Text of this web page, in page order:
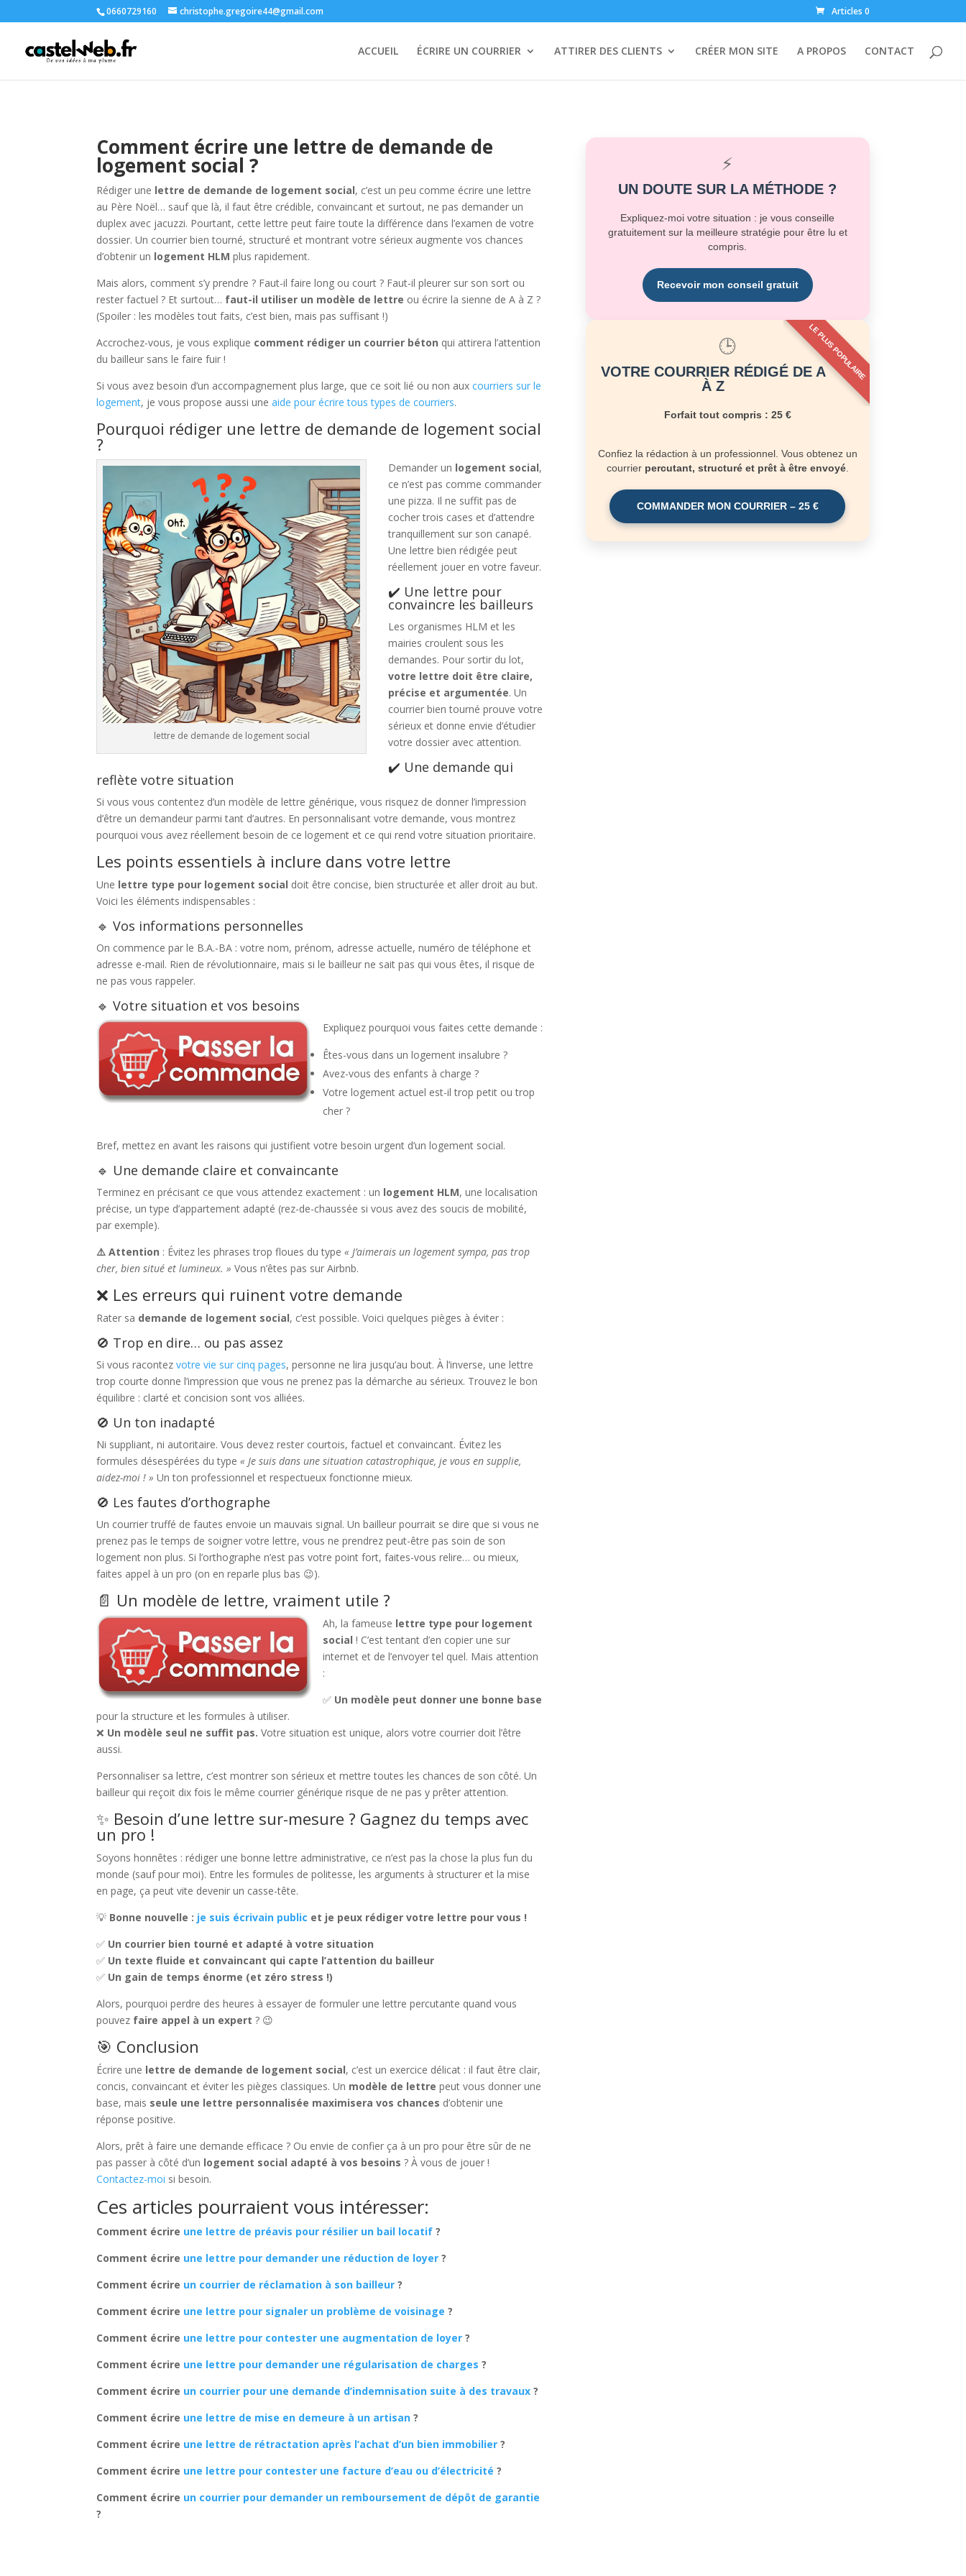
0660729160 christophe.gregoire44@gmail.com Articles 0
ACCUEIL ÉCRIRE UN COURRIER ATTIRER DES CLIENTS CRÉER MON SITE A PROPOS CONTACT
Comment écrire une lettre de demande de
logement social ?
Rédiger une lettre de demande de logement social, c’est un peu comme écrire une lettre
au Père Noël… sauf que là, il faut être crédible, convaincant et surtout, ne pas demander un
duplex avec jacuzzi. Pourtant, cette lettre peut faire toute la différence dans l’examen de votre
dossier. Un courrier bien tourné, structuré et montrant votre sérieux augmente vos chances
d’obtenir un logement HLM plus rapidement.
Mais alors, comment s’y prendre ? Faut-il faire long ou court ? Faut-il pleurer sur son sort ou
rester factuel ? Et surtout… faut-il utiliser un modèle de lettre ou écrire la sienne de A à Z ?
(Spoiler : les modèles tout faits, c’est bien, mais pas suffisant !)
Accrochez-vous, je vous explique comment rédiger un courrier béton qui attirera l’attention
du bailleur sans le faire fuir !
Si vous avez besoin d’un accompagnement plus large, que ce soit lié ou non auxcourriers sur le
logement, je vous propose aussi uneaide pour écrire tous types de courriers.
Pourquoi rédiger une lettre de demande de logement social
?
lettre de demande de logement social
Demander un logement social,
ce n’est pas comme commander
une pizza. Il ne suffit pas de
cocher trois cases et d’attendre
tranquillement sur son canapé.
Une lettre bien rédigée peut
réellement jouer en votre faveur.
✔️ Une lettre pour
convaincre les bailleurs
Les organismes HLM et les
mairies croulent sous les
demandes. Pour sortir du lot,
votre lettre doit être claire,
précise et argumentée. Un
courrier bien tourné prouve votre
sérieux et donne envie d’étudier
votre dossier avec attention.
✔️ Une demande qui
reflète votre situation
Si vous vous contentez d’un modèle de lettre générique, vous risquez de donner l’impression
d’être un demandeur parmi tant d’autres. En personnalisant votre demande, vous montrez
pourquoi vous avez réellement besoin de ce logement et ce qui rend votre situation prioritaire.
Les points essentiels à inclure dans votre lettre
Une lettre type pour logement social doit être concise, bien structurée et aller droit au but.
Voici les éléments indispensables :
🔹 Vos informations personnelles
On commence par le B.A.-BA : votre nom, prénom, adresse actuelle, numéro de téléphone et
adresse e-mail. Rien de révolutionnaire, mais si le bailleur ne sait pas qui vous êtes, il risque de
ne pas vous rappeler.
🔹 Votre situation et vos besoins
Expliquez pourquoi vous faites cette demande :
Êtes-vous dans un logement insalubre ?
Avez-vous des enfants à charge ?
Votre logement actuel est-il trop petit ou trop
cher ?
Bref, mettez en avant les raisons qui justifient votre besoin urgent d’un logement social.
🔹 Une demande claire et convaincante
Terminez en précisant ce que vous attendez exactement : un logement HLM, une localisation
précise, un type d’appartement adapté (rez-de-chaussée si vous avez des soucis de mobilité,
par exemple).
⚠️ Attention : Évitez les phrases trop floues du type« J’aimerais un logement sympa, pas trop
cher, bien situé et lumineux. » Vous n’êtes pas sur Airbnb.
❌ Les erreurs qui ruinent votre demande
Rater sa demande de logement social, c’est possible. Voici quelques pièges à éviter :
🚫 Trop en dire… ou pas assez
Si vous racontezvotre vie sur cinq pages, personne ne lira jusqu’au bout. À l’inverse, une lettre
trop courte donne l’impression que vous ne prenez pas la démarche au sérieux. Trouvez le bon
équilibre : clarté et concision sont vos alliées.
🚫 Un ton inadapté
Ni suppliant, ni autoritaire. Vous devez rester courtois, factuel et convaincant. Évitez les
formules désespérées du type« Je suis dans une situation catastrophique, je vous en supplie,
aidez-moi ! » Un ton professionnel et respectueux fonctionne mieux.
🚫 Les fautes d’orthographe
Un courrier truffé de fautes envoie un mauvais signal. Un bailleur pourrait se dire que si vous ne
prenez pas le temps de soigner votre lettre, vous ne prendrez peut-être pas soin de son
logement non plus. Si l’orthographe n’est pas votre point fort, faites-vous relire… ou mieux,
faites appel à un pro (on en reparle plus bas 😉).
📄 Un modèle de lettre, vraiment utile ?
Ah, la fameuse lettre type pour logement
social ! C’est tentant d’en copier une sur
internet et de l’envoyer tel quel. Mais attention
:
✅ Un modèle peut donner une bonne base
pour la structure et les formules à utiliser.
❌ Un modèle seul ne suffit pas. Votre situation est unique, alors votre courrier doit l’être
aussi.
Personnaliser sa lettre, c’est montrer son sérieux et mettre toutes les chances de son côté. Un
bailleur qui reçoit dix fois le même courrier générique risque de ne pas y prêter attention.
✨ Besoin d’une lettre sur-mesure ? Gagnez du temps avec
un pro !
Soyons honnêtes : rédiger une bonne lettre administrative, ce n’est pas la chose la plus fun du
monde (sauf pour moi). Entre les formules de politesse, les arguments à structurer et la mise
en page, ça peut vite devenir un casse-tête.
💡 Bonne nouvelle : je suis écrivain public et je peux rédiger votre lettre pour vous !
✅ Un courrier bien tourné et adapté à votre situation
✅ Un texte fluide et convaincant qui capte l’attention du bailleur
✅ Un gain de temps énorme (et zéro stress !)
Alors, pourquoi perdre des heures à essayer de formuler une lettre percutante quand vous
pouvez faire appel à un expert ? 😉
🎯 Conclusion
Écrire une lettre de demande de logement social, c’est un exercice délicat : il faut être clair,
concis, convaincant et éviter les pièges classiques. Un modèle de lettre peut vous donner une
base, mais seule une lettre personnalisée maximisera vos chances d’obtenir une
réponse positive.
Alors, prêt à faire une demande efficace ? Ou envie de confier ça à un pro pour être sûr de ne
pas passer à côté d’un logement social adapté à vos besoins ? À vous de jouer !
Contactez-moi si besoin.
Ces articles pourraient vous intéresser:
Comment écrire une lettre de préavis pour résilier un bail locatif ?
Comment écrire une lettre pour demander une réduction de loyer ?
Comment écrire un courrier de réclamation à son bailleur ?
Comment écrire une lettre pour signaler un problème de voisinage ?
Comment écrire une lettre pour contester une augmentation de loyer ?
Comment écrire une lettre pour demander une régularisation de charges ?
Comment écrire un courrier pour une demande d’indemnisation suite à des travaux ?
Comment écrire une lettre de mise en demeure à un artisan ?
Comment écrire une lettre de rétractation après l’achat d’un bien immobilier ?
Comment écrire une lettre pour contester une facture d’eau ou d’électricité ?
Comment écrire un courrier pour demander un remboursement de dépôt de garantie
?
⚡
UN DOUTE SUR LA MÉTHODE ?
Expliquez-moi votre situation : je vous conseille
gratuitement sur la meilleure stratégie pour être lu et
compris.
Recevoir mon conseil gratuit
LE PLUS POPULAIRE
🕒
VOTRE COURRIER RÉDIGÉ DE A
À Z
Forfait tout compris : 25 €
Confiez la rédaction à un professionnel. Vous obtenez un
courrier percutant, structuré et prêt à être envoyé.
COMMANDER MON COURRIER – 25 €